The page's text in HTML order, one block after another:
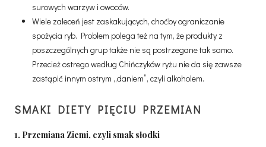
surowych warzyw i owoców.
Wiele zaleceń jest zaskakujących, choćby ograniczanie
spożycia ryb. Problem polega też na tym, że produkty z
poszczególnych grup także nie są postrzegane tak samo.
Przecież ostrego według Chińczyków ryżu nie da się zawsze
zastąpić innym ostrym „daniem”, czyli alkoholem.
SMAKI DIETY PIĘCIU PRZEMIAN
1. Przemiana Ziemi, czyli smak słodki